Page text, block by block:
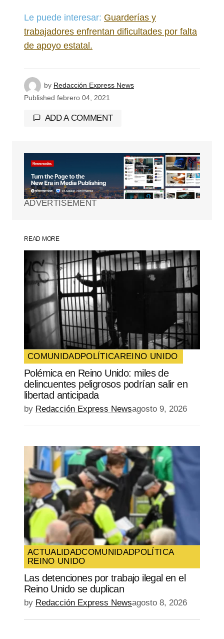
Le puede interesar: Guarderías y
trabajadores enfrentan dificultades por falta
de apoyo estatal.
by Redacción Express News
Published febrero 04, 2021
ADD A COMMENT
Tu dirección de correo electrónico no será
Los campos obligatorios están
marcados con*
Your Name
Your E-mail*
Guarda mi nombre, correo electrónico y
web en este navegador para la próxima
vez que comente.
SUBMIT COMMENT
ADVERTISEMENT
READ MORE
COMUNIDADPOLÍTICAREINO UNIDO
Polémica en Reino Unido: miles de
delincuentes peligrosos podrían salir en
libertad anticipada
by Redacción Express Newsagosto 9, 2026
ACTUALIDADCOMUNIDADPOLÍTICA
REINO UNIDO
Las detenciones por trabajo ilegal en el
Reino Unido se duplican
by Redacción Express Newsagosto 8, 2026